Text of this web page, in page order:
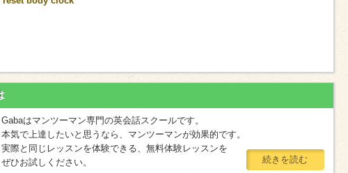
Gabaはマンツーマン専門の英会話スクールです。
本気で上達したいと思うなら、マンツーマンが効果的です。
実際と同じレッスンを体験できる、無料体験レッスンを
ぜひお試しください。
続きを読む